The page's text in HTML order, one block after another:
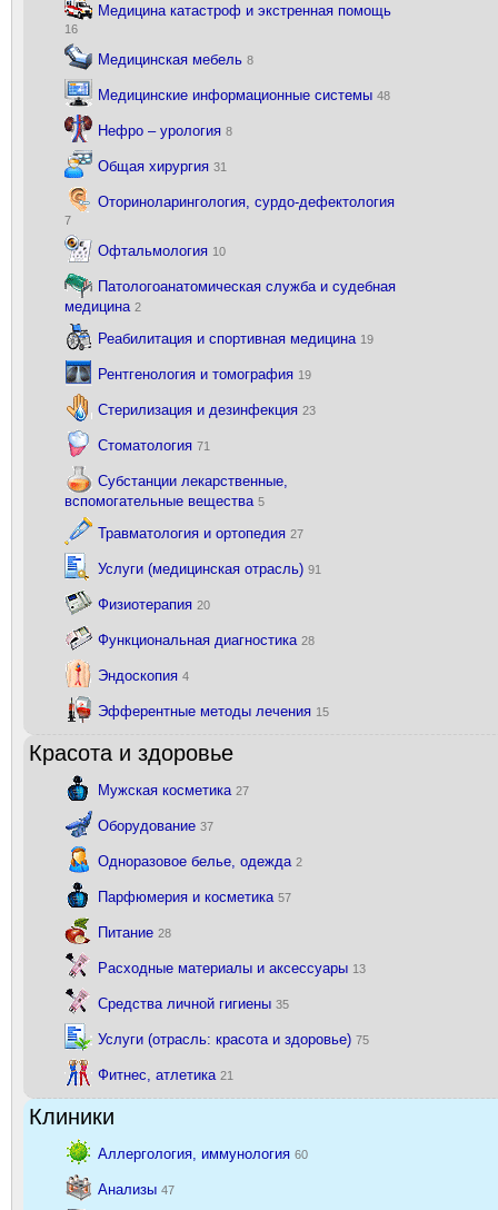
Медицина катастроф и экстренная помощь
16
Медицинская мебель 8
Медицинские информационные системы 48
Нефро – урология 8
Общая хирургия 31
Оториноларингология, сурдо-дефектология
7
Офтальмология 10
Патологоанатомическая служба и судебная
медицина 2
Реабилитация и спортивная медицина 19
Рентгенология и томография 19
Стерилизация и дезинфекция 23
Стоматология 71
Субстанции лекарственные,
вспомогательные вещества 5
Травматология и ортопедия 27
Услуги (медицинская отрасль) 91
Физиотерапия 20
Функциональная диагностика 28
Эндоскопия 4
Эфферентные методы лечения 15
Красота и здоровье
Мужская косметика 27
Оборудование 37
Одноразовое белье, одежда 2
Парфюмерия и косметика 57
Питание 28
Расходные материалы и аксессуары 13
Средства личной гигиены 35
Услуги (отрасль: красота и здоровье) 75
Фитнес, атлетика 21
Клиники
Аллергология, иммунология 60
Анализы 47